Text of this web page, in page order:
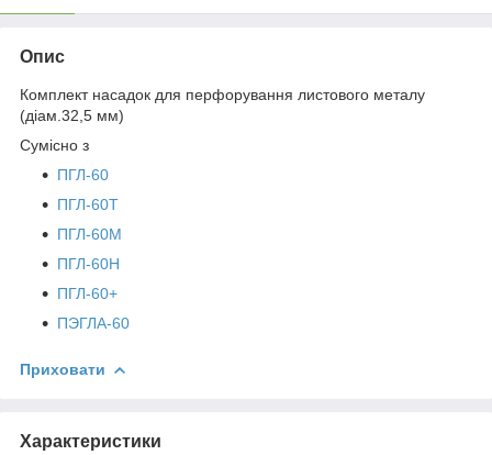
Опис
Комплект насадок для перфорування листового металу
(діам.32,5 мм)
Сумісно з
ПГЛ-60
ПГЛ-60Т
ПГЛ-60М
ПГЛ-60Н
ПГЛ-60+
ПЭГЛА-60
Приховати
Характеристики